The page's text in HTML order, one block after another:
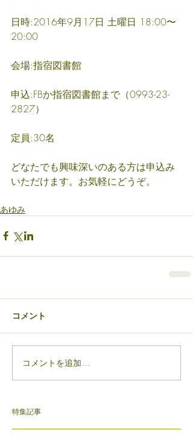
日時:2016年9月17日 土曜日 18:00〜
20:00
会場:指宿図書館
申込:FBか指宿図書館まで（0993-23-
2827）
定員:30名
どなたでも興味深いのある方は申込み
いただけます。お気軽にどうぞ。
あゆみ
コメント
コメントを追加…
特集記事